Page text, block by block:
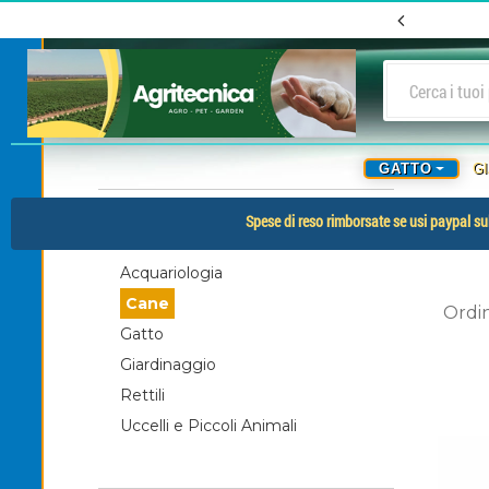
GATTO
Spese di reso rimborsate se usi paypal
-
Acquariologia
Cane
Gatto
Giardinaggio
Rettili
Uccelli e Piccoli Animali